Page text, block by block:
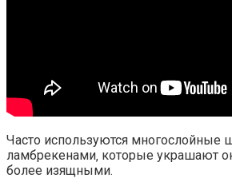
Часто используются многослойные
ламбрекенами‚ которые украшают
более изящными.